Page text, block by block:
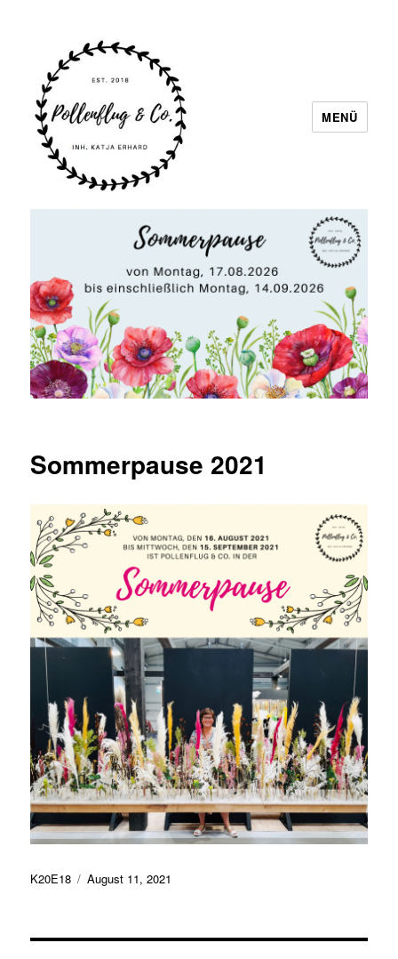
Pollenflug & Co.
MENÜ
Sommerpause 2021
Autor
K20E18
Veröffentlicht
August 11, 2021